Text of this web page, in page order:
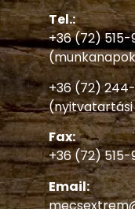
Tel.:
+36 (72) 515-
+36 (72)
Fax:
+36 (72) 515-
Email: